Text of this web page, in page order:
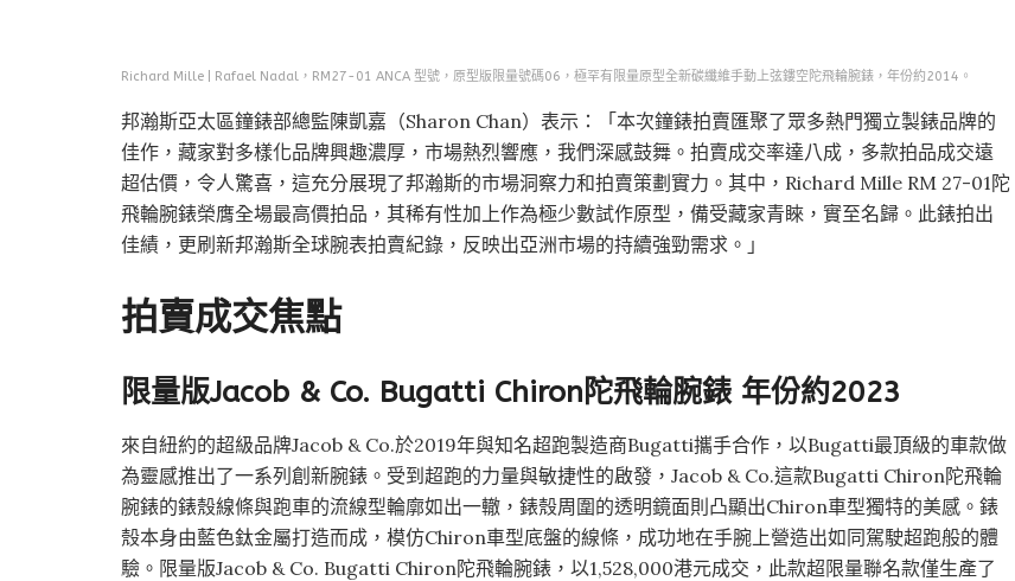
Richard Mille | Rafael Nadal，RM27-01 ANCA 型號，原型版限量號碼06，極罕有限量原型全新碳纖維手動上弦鏤空陀飛輪腕錶，年份約2014。
邦瀚斯亞太區鐘錶部總監陳凱嘉（Sharon Chan）表示：「本次鐘錶拍賣匯聚了眾多熱門獨立製錶品牌的
佳作，藏家對多樣化品牌興趣濃厚，市場熱烈響應，我們深感鼓舞。拍賣成交率達八成，多款拍品成交遠
超估價，令人驚喜，這充分展現了邦瀚斯的市場洞察力和拍賣策劃實力。其中，Richard Mille RM 27-01陀
飛輪腕錶榮膺全場最高價拍品，其稀有性加上作為極少數試作原型，備受藏家青睞，實至名歸。此錶拍出
佳績，更刷新邦瀚斯全球腕表拍賣紀錄，反映出亞洲市場的持續強勁需求。」
拍賣成交焦點
限量版Jacob & Co. Bugatti Chiron陀飛輪腕錶 年份約2023
來自紐約的超級品牌Jacob & Co.於2019年與知名超跑製造商Bugatti攜手合作，以Bugatti最頂級的車款做
為靈感推出了一系列創新腕錶。受到超跑的力量與敏捷性的啟發，Jacob & Co.這款Bugatti Chiron陀飛輪
腕錶的錶殼線條與跑車的流線型輪廓如出一轍，錶殼周圍的透明鏡面則凸顯出Chiron車型獨特的美感。錶
殼本身由藍色鈦金屬打造而成，模仿Chiron車型底盤的線條，成功地在手腕上營造出如同駕駛超跑般的體
驗。限量版Jacob & Co. Bugatti Chiron陀飛輪腕錶，以1,528,000港元成交，此款超限量聯名款僅生產了